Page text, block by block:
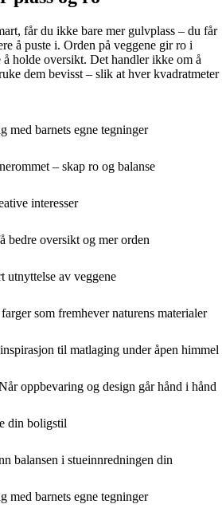
får du ikke bare mer gulvplass – du får
å puste i. Orden på veggene gir ro i
holde oversikt. Det handler ikke om å
dem bevisst – slik at hver kvadratmeter
med barnets egne tegninger
– skap ro og balanse
interesser
bedre oversikt og mer orden
utnyttelse av veggene
som fremhever naturens materialer
til matlaging under åpen himmel
oppbevaring og design går hånd i hånd
din boligstil
balansen i stueinnredningen din
med barnets egne tegninger